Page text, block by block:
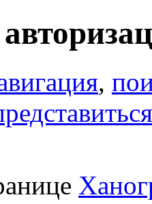
,